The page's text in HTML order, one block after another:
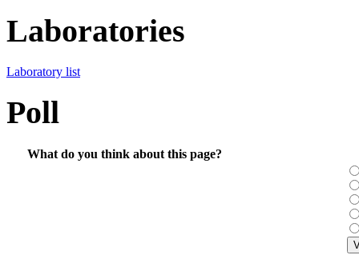
Laboratories
Laboratory list
Poll
What do you think about this page?